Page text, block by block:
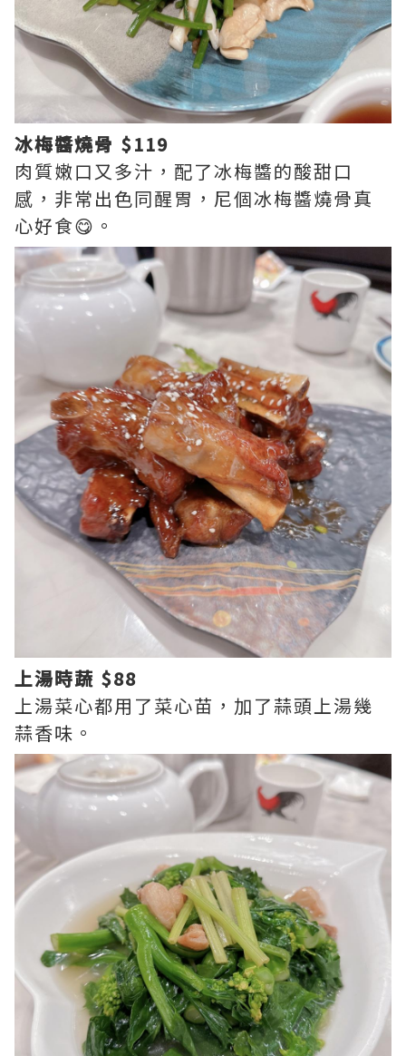
冰梅醬燒骨 $119
肉質嫩口又多汁，配了冰梅醬的酸甜口
感，非常出色同醒胃，尼個冰梅醬燒骨真
心好食😋。
上湯時蔬 $88
上湯菜心都用了菜心苗，加了蒜頭上湯幾
蒜香味。